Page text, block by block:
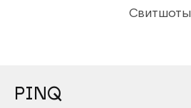
Свитшоты
PINQ